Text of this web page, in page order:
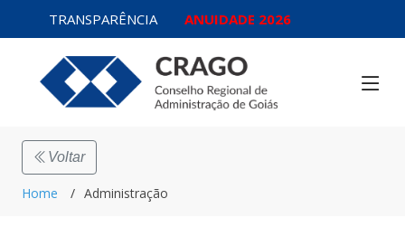
TRANSPARÊNCIA ANUIDADE 2026
Voltar
Home Administração